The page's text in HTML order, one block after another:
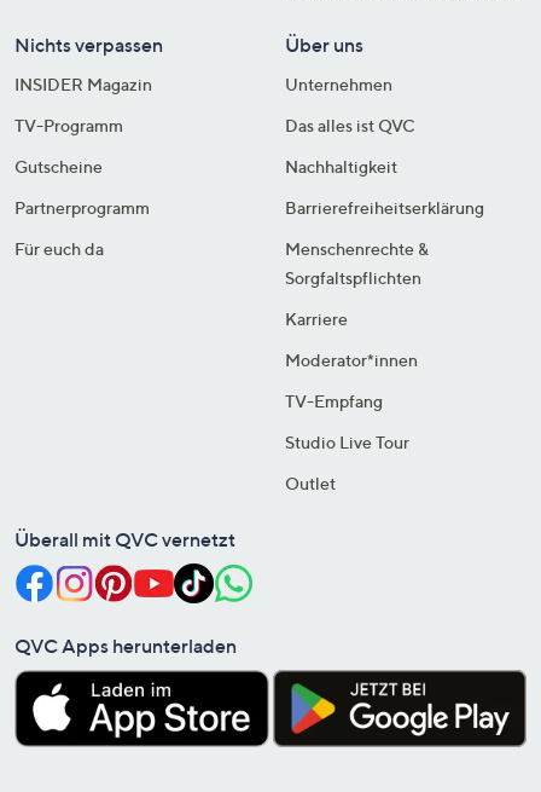
Nichts verpassen
INSIDER Magazin
TV-Programm
Gutscheine
Partnerprogramm
Für euch da
Über uns
Unternehmen
Das alles ist QVC
Nachhaltigkeit
Barrierefreiheitserklärung
Menschenrechte &
Sorgfaltspflichten
Karriere
Moderator*innen
TV-Empfang
Studio Live Tour
Outlet
Überall mit QVC vernetzt
QVC Apps herunterladen